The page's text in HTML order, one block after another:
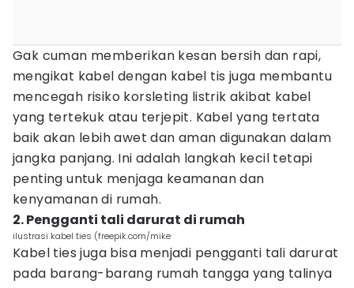
Gak cuman memberikan kesan bersih dan rapi,
mengikat kabel dengan kabel tis juga membantu
mencegah risiko korsleting listrik akibat kabel
yang tertekuk atau terjepit. Kabel yang tertata
baik akan lebih awet dan aman digunakan dalam
jangka panjang. Ini adalah langkah kecil tetapi
penting untuk menjaga keamanan dan
kenyamanan di rumah.
2. Pengganti tali darurat di rumah
ilustrasi kabel ties (freepik.com/mike
Kabel ties juga bisa menjadi pengganti tali darurat
pada barang-barang rumah tangga yang talinya